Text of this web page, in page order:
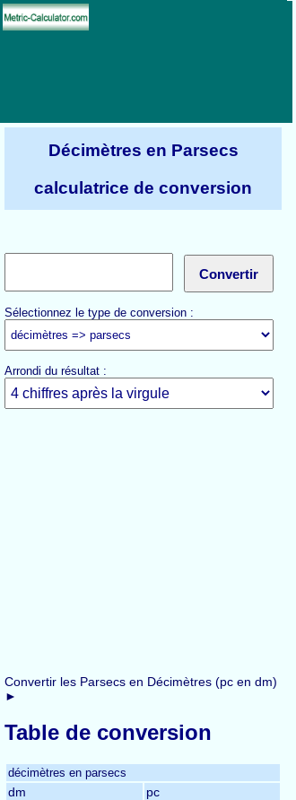
Décimètres en Parsecs
calculatrice de conversion
Sélectionnez le type de conversion :
Arrondi du résultat :
Convertir les Parsecs en Décimètres (pc en dm)
►
Table de conversion
décimètres en parsecs
dm pc